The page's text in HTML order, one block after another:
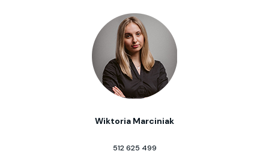
Wiktoria Marciniak
512 625 499